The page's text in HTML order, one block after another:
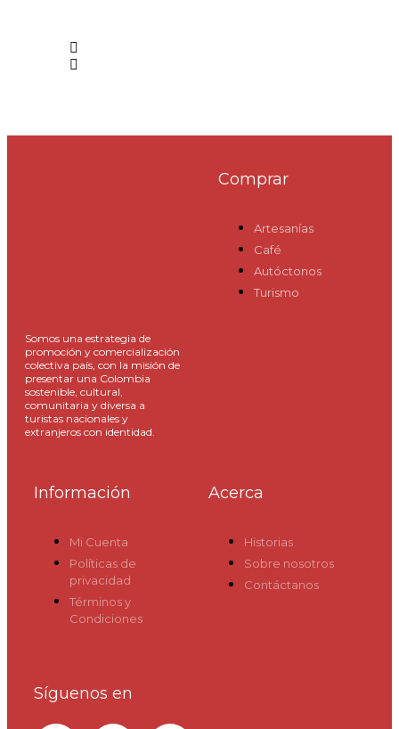
Somos una estrategia de
promoción y comercialización
colectiva país, con la misión de
presentar una Colombia
sostenible, cultural,
comunitaria y diversa a
turistas nacionales y
extranjeros con identidad.
Comprar
Artesanías
Café
Autóctonos
Turismo
Información
Mi Cuenta
Políticas de
privacidad
Términos y
Condiciones
Acerca
Historias
Sobre nosotros
Contáctanos
Síguenos en